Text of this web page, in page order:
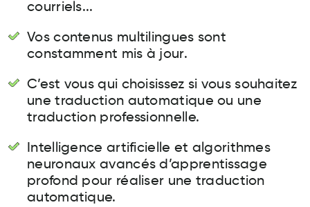
courriels...
Vos contenus multilingues sont
constamment mis à jour.
C’est vous qui choisissez si vous souhaitez
une traduction automatique ou une
traduction professionnelle.
Intelligence artificielle et algorithmes
neuronaux avancés d’apprentissage
profond pour réaliser une traduction
automatique.